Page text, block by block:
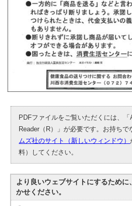
PDFファイルをご覧いただくには、「
Reader（R）」が必要です。お持ちで
ムズ社のサイト（新しいウィンドウ）
料）してください。
より良いウェブサイトにするため
かせください。